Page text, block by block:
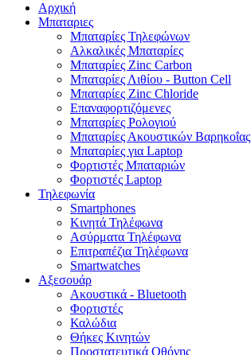
Αρχική
Μπαταριες
Μπαταρίες Τηλεφώνων
Αλκαλικές Μπαταρίες
Μπαταρίες Zinc Carbon
Μπαταρίες Λιθίου - Button Cell
Μπαταρίες Zinc Chloride
Επαναφορτιζόμενες
Μπαταρίες Ρολογιού
Μπαταρίες Ακουστικών Βαρηκοΐας
Μπαταρίες για Laptop
Φορτιστές Μπαταριών
Φορτιστές Laptop
Τηλεφωνία
Smartphones
Κινητά Τηλέφωνα
Ασύρματα Τηλέφωνα
Επιτραπέζια Τηλέφωνα
Smartwatches
Αξεσουάρ
Ακουστικά - Bluetooth
Φορτιστές
Καλώδια
Θήκες Κινητών
Προστατευτικά Οθόνης